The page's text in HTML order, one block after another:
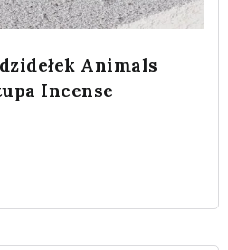
Animals
Incense